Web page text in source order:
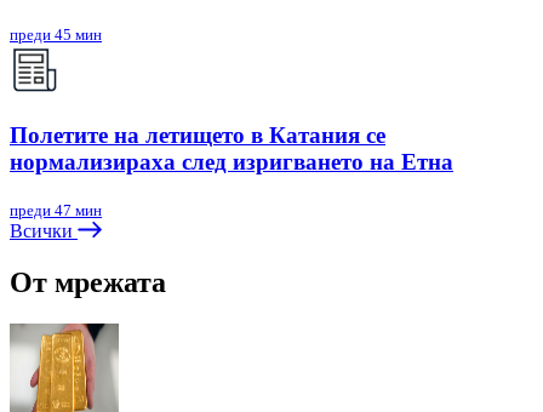
преди 45 мин
Полетите на летището в Катания се
нормализираха след изригването на Етна
преди 47 мин
Всички
От мрежата